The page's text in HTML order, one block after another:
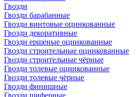
Гвозди
Гвозди барабанные
Гвозди винтовые оцинкованные
Гвозди декоративные
Гвозди ершеные оцинкованные
Гвозди строительные оцинкованные
Гвозди строительные чёрные
Гвозди толевые оцинкованные
Гвозди толевые чёрные
Гвозди финишные
Гвозди шиферные